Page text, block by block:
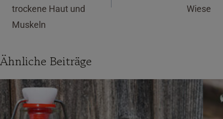
trockene Haut und
Muskeln
Wiese
Ähnliche Beiträge